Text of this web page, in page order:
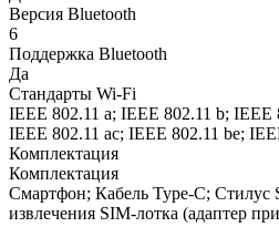
Версия Bluetooth
6
Поддержка Bluetooth
Да
Стандарты Wi-Fi
IEEE 802.11 a; IEEE 802.11 b; IEEE
IEEE 802.11 ac; IEEE 802.11 be;
Комплектация
Комплектация
Смартфон; Кабель Type-C; Стилус
извлечения SIM-лотка (адаптер